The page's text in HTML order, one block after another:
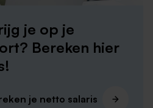
je op je
Bereken hier
je netto salaris